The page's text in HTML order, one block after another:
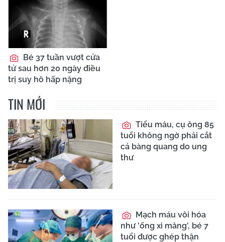
Bé 37 tuần vượt cửa
tử sau hơn 20 ngày điều
trị suy hô hấp nặng
TIN MỚI
Tiểu máu, cụ ông 85
tuổi không ngờ phải cắt
cả bàng quang do ung
thư
Mạch máu vôi hóa
như 'ống xi măng', bé 7
tuổi được ghép thận